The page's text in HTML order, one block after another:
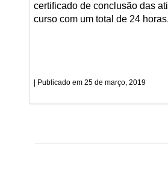
certificado de conclusão das
curso com um total de 24 horas.
25 de março, 2019